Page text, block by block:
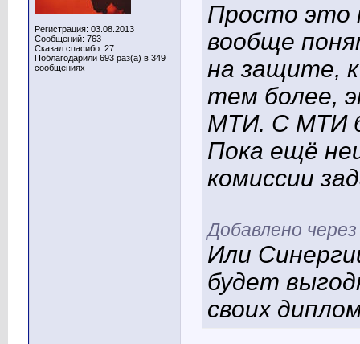
Регистрация: 03.08.2013
Сообщений: 763
Сказал спасибо: 27
Поблагодарили 693 раз(а) в 349
сообщениях
Просто это
вообще
на защите,
тем более,
МТИ. С МТИ
Пока ещё
комиссии
Добавлено
Или
будет
своих